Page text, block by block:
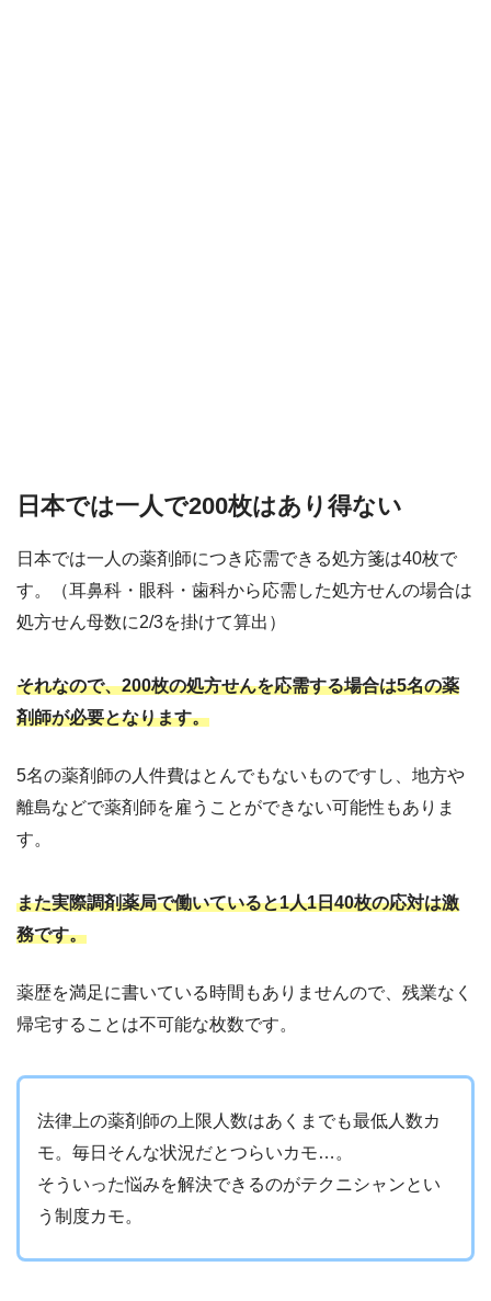
日本では一人で200枚はあり得ない
日本では一人の薬剤師につき応需できる処方箋は40枚で
す。（耳鼻科・眼科・歯科から応需した処方せんの場合は
処方せん母数に2/3を掛けて算出）
それなので、200枚の処方せんを応需する場合は5名の薬
剤師が必要となります。
5名の薬剤師の人件費はとんでもないものですし、地方や
離島などで薬剤師を雇うことができない可能性もありま
す。
また実際調剤薬局で働いていると1人1日40枚の応対は激
務です。
薬歴を満足に書いている時間もありませんので、残業なく
帰宅することは不可能な枚数です。
法律上の薬剤師の上限人数はあくまでも最低人数カ
モ。毎日そんな状況だとつらいカモ…。
そういった悩みを解決できるのがテクニシャンとい
う制度カモ。